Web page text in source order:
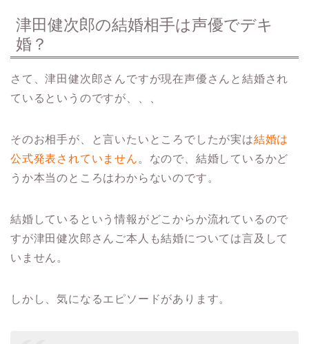
津田健次郎の結婚相手は声優でデキ
婚？
さて、津田健次郎さんですが現在声優さんと結婚され
ているというのですが、、、
そのお相手が、と言いたいところでしたが実は結婚は
公式発表されていません 。なので、結婚しているかど
うか本当のところはわからないのです。
結婚しているという情報がどこからか流れているので
すが津田健次郎さんご本人も結婚については言及して
いません。
しかし、気になるエピソードがあります。